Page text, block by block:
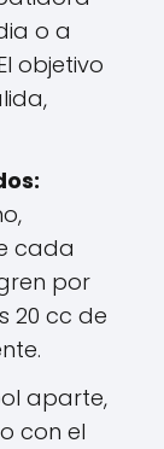
o a
objetivo
cada
por
20 cc de
aparte,
con el